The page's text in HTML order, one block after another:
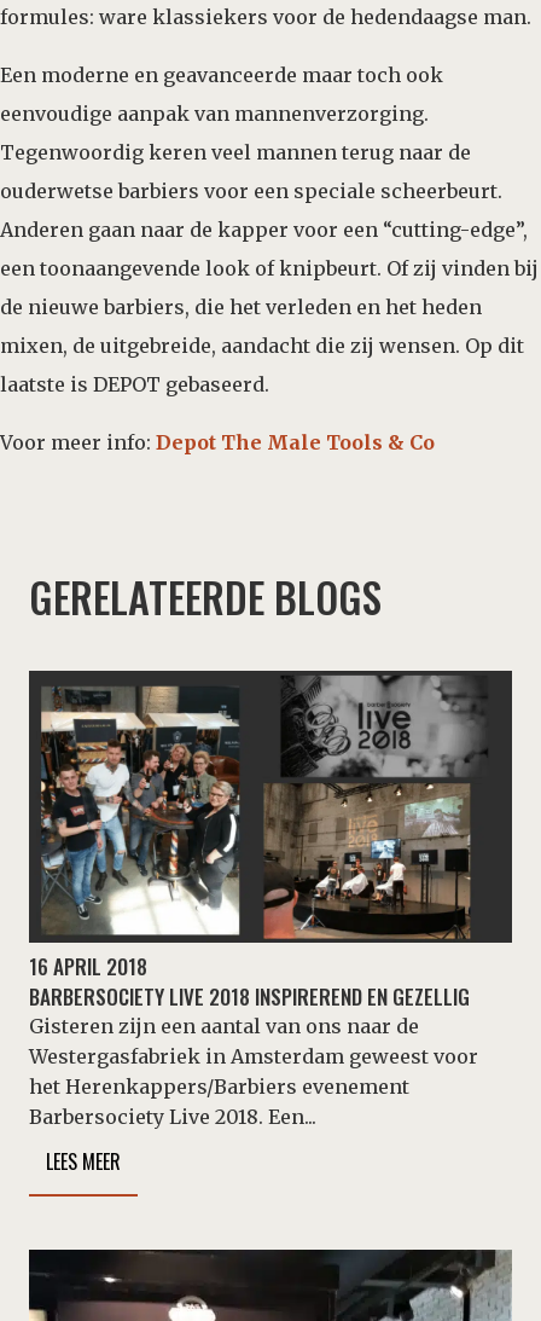
formules: ware klassiekers voor de hedendaagse man.
Een moderne en geavanceerde maar toch ook
eenvoudige aanpak van mannenverzorging.
Tegenwoordig keren veel mannen terug naar de
ouderwetse barbiers voor een speciale scheerbeurt.
Anderen gaan naar de kapper voor een “cutting-edge”,
een toonaangevende look of knipbeurt. Of zij vinden bij
de nieuwe barbiers, die het verleden en het heden
mixen, de uitgebreide, aandacht die zij wensen. Op dit
laatste is DEPOT gebaseerd.
Voor meer info: Depot The Male Tools & Co
GERELATEERDE BLOGS
16 APRIL 2018
BARBERSOCIETY LIVE 2018 INSPIREREND EN GEZELLIG
Gisteren zijn een aantal van ons naar de
Westergasfabriek in Amsterdam geweest voor
het Herenkappers/Barbiers evenement
Barbersociety Live 2018. Een...
LEES MEER